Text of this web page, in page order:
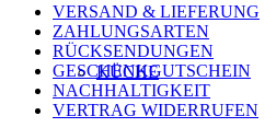
KÜCHE
VERSAND & LIEFERUNG
ZAHLUNGSARTEN
RÜCKSENDUNGEN
GESCHENKGUTSCHEIN
NACHHALTIGKEIT
VERTRAG WIDERRUFEN